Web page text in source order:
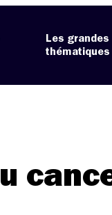
Les grandes
thématiques